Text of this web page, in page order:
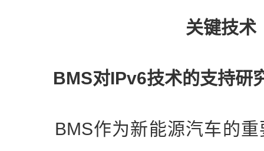
关键技术
BMS对IPv6技术的支持研
BMS作为新能源汽车的重